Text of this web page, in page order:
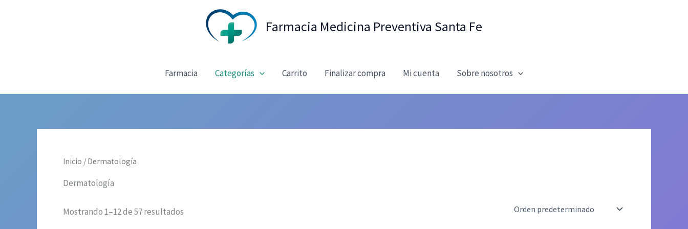
Farmacia Medicina Preventiva Santa Fe
Farmacia Categorías Carrito Finalizar compra Mi cuenta Sobre nosotros
Inicio / Dermatología
Dermatología
Mostrando 1–12 de 57 resultados